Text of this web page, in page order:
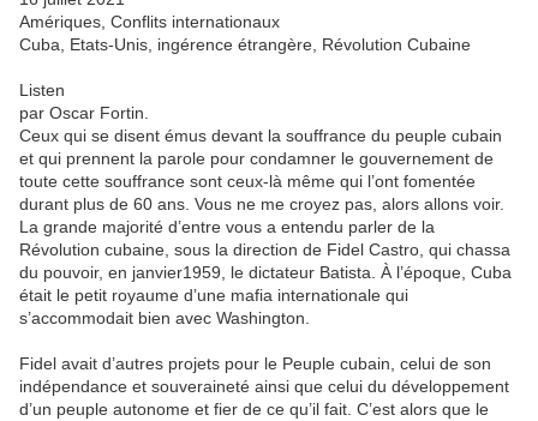
Amériques, Conflits internationaux
Cuba, Etats-Unis, ingérence étrangère, Révolution Cubaine
Listen
par Oscar Fortin.
Ceux qui se disent émus devant la souffrance du peuple cubain
et qui prennent la parole pour condamner le gouvernement de
toute cette souffrance sont ceux-là même qui l’ont fomentée
durant plus de 60 ans. Vous ne me croyez pas, alors allons voir.
La grande majorité d’entre vous a entendu parler de la
Révolution cubaine, sous la direction de Fidel Castro, qui chassa
du pouvoir, en janvier1959, le dictateur Batista. À l’époque, Cuba
était le petit royaume d’une mafia internationale qui
s’accommodait bien avec Washington.
Fidel avait d’autres projets pour le Peuple cubain, celui de son
indépendance et souveraineté ainsi que celui du développement
d’un peuple autonome et fier de ce qu’il fait. C’est alors que le